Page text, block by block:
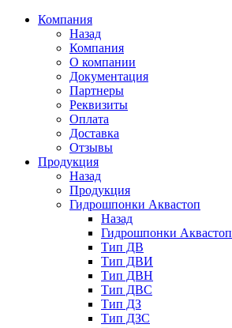
Компания
Назад
Компания
О компании
Документация
Партнеры
Реквизиты
Оплата
Доставка
Отзывы
Продукция
Назад
Продукция
Гидрошпонки Аквастоп
Назад
Гидрошпонки Аквастоп
Тип ДВ
Тип ДВИ
Тип ДВН
Тип ДВС
Тип ДЗ
Тип ДЗС